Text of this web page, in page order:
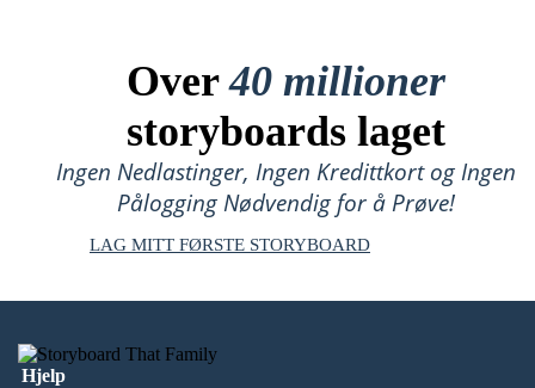
Over40 millioner
storyboards laget
Ingen Nedlastinger, Ingen Kredittkort og Ingen
Pålogging Nødvendig for å Prøve!
LAG MITT FØRSTE STORYBOARD
Hjelp